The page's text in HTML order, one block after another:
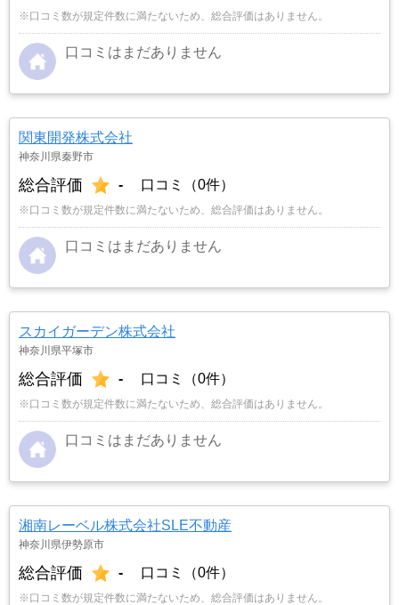
※口コミ数が規定件数に満たないため、総合評価はありません。
口コミはまだありません
関東開発株式会社
神奈川県秦野市
総合評価 - 口コミ（0件）
※口コミ数が規定件数に満たないため、総合評価はありません。
口コミはまだありません
スカイガーデン株式会社
神奈川県平塚市
総合評価 - 口コミ（0件）
※口コミ数が規定件数に満たないため、総合評価はありません。
口コミはまだありません
湘南レーベル株式会社SLE不動産
神奈川県伊勢原市
総合評価 - 口コミ（0件）
※口コミ数が規定件数に満たないため、総合評価はありません。